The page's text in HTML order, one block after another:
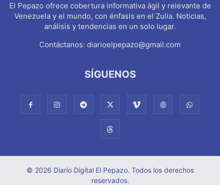
El Pepazo ofrece cobertura informativa ágil y relevante de
Venezuela y el mundo, con énfasis en el Zulia. Noticias,
análisis y tendencias en un solo lugar.
Contáctanos: diarioelpepazo@gmail.com
SÍGUENOS
© 2026 Diario Digital El Pepazo. Todos los derechos
reservados.